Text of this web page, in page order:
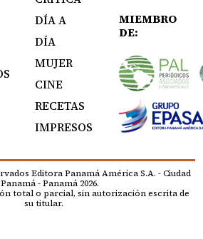
DÍA A
DÍA
MUJER
CINE
RECETAS
IMPRESOS
MIEMBRO
DE:
Editora Panamá América S.A. - Ciudad
- Panamá 2026.
total o parcial, sin autorización escrita de
su titular.